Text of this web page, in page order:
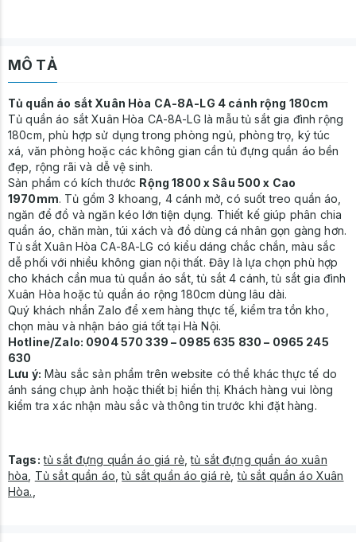
MÔ TẢ
Tủ quần áo sắt Xuân Hòa CA-8A-LG 4 cánh rộng 180cm
Tủ quần áo sắt Xuân Hòa CA-8A-LG là mẫu tủ sắt gia đình rộng
180cm, phù hợp sử dụng trong phòng ngủ, phòng trọ, ký túc
xá, văn phòng hoặc các không gian cần tủ đựng quần áo bền
đẹp, rộng rãi và dễ vệ sinh.
Sản phẩm có kích thước Rộng 1800 x Sâu 500 x Cao
1970mm. Tủ gồm 3 khoang, 4 cánh mở, có suốt treo quần áo,
ngăn để đồ và ngăn kéo lớn tiện dụng. Thiết kế giúp phân chia
quần áo, chăn màn, túi xách và đồ dùng cá nhân gọn gàng hơn.
Tủ sắt Xuân Hòa CA-8A-LG có kiểu dáng chắc chắn, màu sắc
dễ phối với nhiều không gian nội thất. Đây là lựa chọn phù hợp
cho khách cần mua tủ quần áo sắt, tủ sắt 4 cánh, tủ sắt gia đình
Xuân Hòa hoặc tủ quần áo rộng 180cm dùng lâu dài.
Quý khách nhắn Zalo để xem hàng thực tế, kiểm tra tồn kho,
chọn màu và nhận báo giá tốt tại Hà Nội.
Hotline/Zalo: 0904 570 339 – 0985 635 830 – 0965 245
630
Lưu ý: Màu sắc sản phẩm trên website có thể khác thực tế do
ánh sáng chụp ảnh hoặc thiết bị hiển thị. Khách hàng vui lòng
kiểm tra xác nhận màu sắc và thông tin trước khi đặt hàng.
Tags: tủ sắt đựng quần áo giá rẻ,tủ sắt đựng quần áo xuân
hòa
Tủ sắt quần áo ,tủ sắt quần áo giá rẻ ,tủ sắt quần áo Xuân
Hòa.